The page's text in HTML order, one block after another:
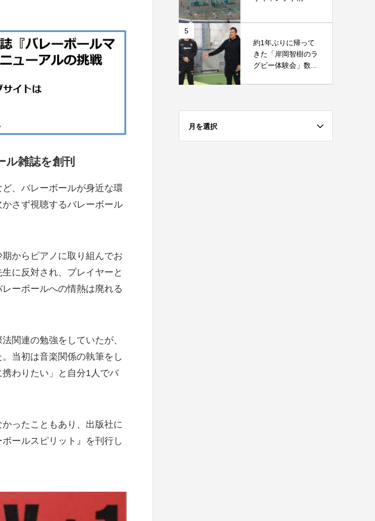
雑誌を創刊
、バレーボールが身近な環
さず視聴するバレーボール
からピアノに取り組んでお
に反対され、プレイヤーと
ーボールへの情熱は廃れる
関連の勉強をしていたが、
当初は音楽関係の執筆をし
わりたい」と自分1人でバ
ったこともあり、出版社に
ールスピリット』を刊行し
5
約1年ぶりに帰って
きた「岸岡智樹のラ
グビー体験会」数...
月を選択